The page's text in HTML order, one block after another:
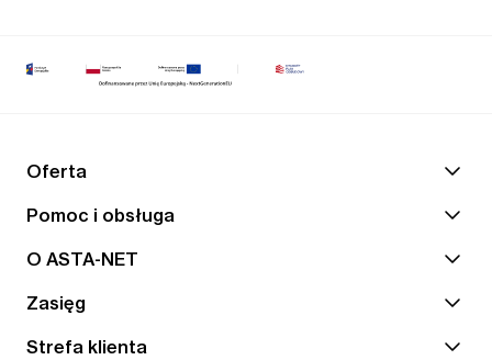
Oferta
Pomoc i obsługa
O ASTA-NET
Zasięg
Strefa klienta